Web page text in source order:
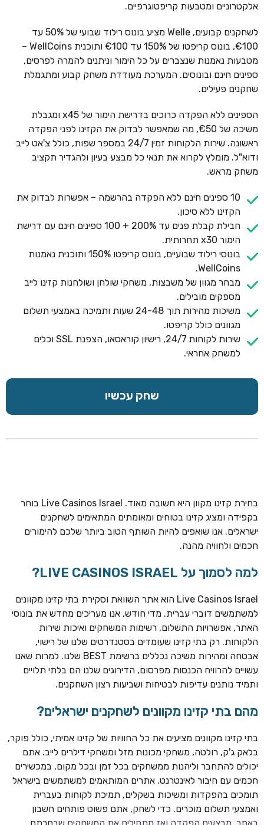
חבילת קבלת פנים: בונוס 100% עד 300€ + 100 ספיני בונוס על
ההפקדה הראשונה
CASOO
בונוס מתגלגל עד 2,000 ₪ + 200 ספינים חינם לשחקנים
חדשים
ROYSPINS
חינם על ההפקדות הראשונות
אלקטרוניים ומטבעות קריפטוגרפיים.
לשחקנים קבועים, Welle מציע בונוס רילוד שבועי של 50% עד
€100, בונוס קריפטו של 150% עד €100 ותוכנית WellCoins –
מטבעות נאמנות שנצברים על כל הימור וניתנים להמרה לפרסים,
ספינים חינם ובונוסים. המערכת מעודדת משחק קבוע ומתגמלת
שחקנים פעילים.
הספינים ללא הפקדה כרוכים בדרישת הימור של x45 ומגבלת
משיכה של €50, מה שמאפשר לבדוק את הקזינו לפני הפקדה
ראשונה. שירות הלקוחות זמין 24/7 במספר שפות, כולל צ'אט לייב
ודוא"ל. מומלץ לקרוא את תנאי כל מבצע בעיון ולהגדיר תקציב
משחק מראש.
10 ספינים חינם ללא הפקדה בהרשמה – אפשרות לבדוק את
הקזינו ללא סיכון.
חבילת קבלת פנים עד 200% + 100 ספינים חינם עם דרישת
הימור x30 תחרותית.
בונוסי רילוד שבועיים, בונוס קריפטו 150% ותוכנית נאמנות
WellCoins.
מבחר מגוון של משבצות, משחקי שולחן ושולחנות קזינו לייב
מספקים מובילים.
משיכות מהירות תוך 24-48 שעות ותמיכה באמצעי תשלום
מגוונים כולל קריפטו.
שירות לקוחות 24/7, רישיון קוראסאו, הצפנת SSL וכלים
למשחק אחראי.
שחק עכשיו
בחירת קזינו מקוון היא חשובה מאוד. Live Casinos Israel בוחר
בקפידה ומציג קזינו בטוחים ומאומתים המתאימים לשחקנים
ישראלים. אנו שואפים להיות השותף הטוב ביותר שלכם להימורים
חכמים ולחוויה מהנה.
למה לסמוך על LIVE CASINOS ISRAEL?
Live Casinos Israel הוא אתר השוואת וסקירת בתי קזינו מקוונים
למשתמשים דוברי עברית. מדי חודש, אנו מעריכים מחדש את בונוסי
האתר, אפשרויות התשלום, רשימות המשחקים ואיכות שירות
הלקוחות. רק בתי קזינו שעומדים בסטנדרטים שלנו של רישוי,
אבטחה ומהירות משיכה נכללים ברשימת BEST שלנו. למרות שאנו
עשויים להרוויח הכנסות מפרסום, הדירוגים שלנו הם בלתי תלויים
ותמיד נותנים עדיפות לבטיחות ושביעות רצון השחקנים.
מהם בתי קזינו מקוונים לשחקנים ישראלים?
בתי קזינו מקוונים מציעים את כל החוויות של קזינו אמיתי, כולל פוקר,
בלאק ג'ק, רולטה, משחקי מכונות מזל ומשחקי דילרים לייב. אתם
יכולים להתחבר וליהנות ממשחקים בכל זמן ובכל מקום, במכשירים
חכמים עם חיבור לאינטרנט. אתרים המותאמים למשתמשים בישראל
תומכים בהפקדות ומשיכות בשקלים, תמיכת לקוחות בעברית
ואמצעי תשלום מוכרים. כדי לשחק, אתם פשוט פותחים חשבון